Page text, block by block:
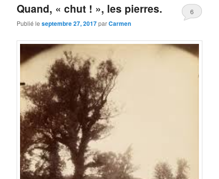
Quand, « chut ! », les pierres.
Publié leseptembre 27, 2017parCarmen
6